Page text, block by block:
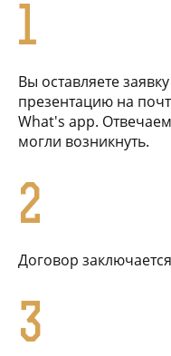
1
Вы оставляете
презентацию на
What's app.
могли возникнуть.
2
Договор
3